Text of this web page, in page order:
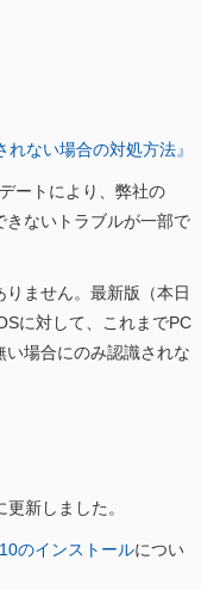
ない場合の対処方法』
ートにより、弊社の
きないトラブルが一部で
ません。最新版（本日
に対して、これまでPC
場合にのみ認識されな
新しました。
のインストールについ